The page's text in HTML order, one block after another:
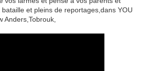
et pleins de reportages,dans YOU
Anders,Tobrouk,